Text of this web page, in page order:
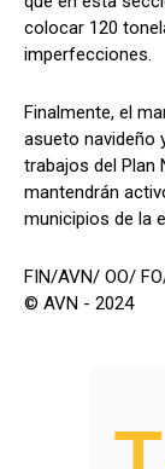
colocar 120
imperfecciones.
Finalmente, el
asueto navideño
trabajos del Plan
mantendrán
municipios de la
FIN/AVN/ OO/
© AVN - 2024